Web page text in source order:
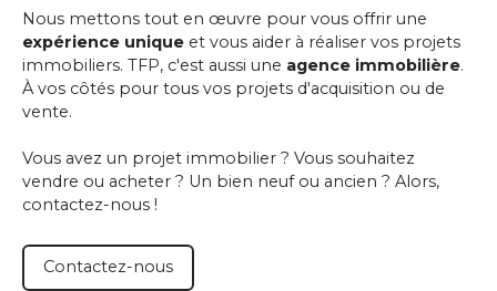
Nous mettons tout en œuvre pour vous offrir une
expérience unique et vous aider à réaliser vos projets
immobiliers. TFP, c'est aussi une agence immobilière.
À vos côtés pour tous vos projets d'acquisition ou de
vente.
Vous avez un projet immobilier ? Vous souhaitez
vendre ou acheter ? Un bien neuf ou ancien ? Alors,
contactez-nous !
Contactez-nous